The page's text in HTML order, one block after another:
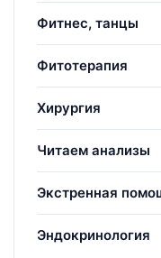
Фитнес, танцы
Фитотерапия
Хирургия
Читаем анализы
Экстренная
Эндокринология